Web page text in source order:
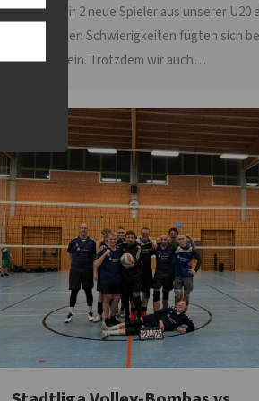
setzten wir 2 neue Spieler aus unserer U20
anfänglichen Schwierigkeiten fügten sich
das Team ein. Trotzdem wir auch…